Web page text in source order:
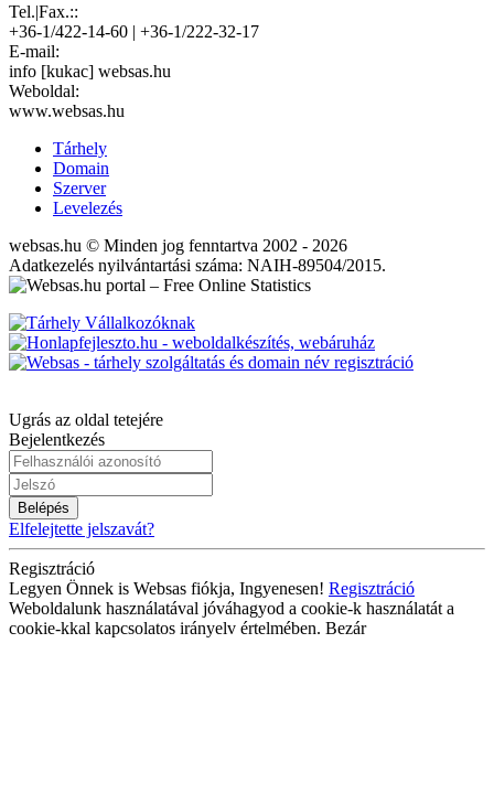
Tel.|Fax.::
+36-1/422-14-60 | +36-1/222-32-17
E-mail:
info [kukac] websas.hu
Weboldal:
www.websas.hu
Tárhely
Domain
Szerver
Levelezés
websas.hu © Minden jog fenntartva 2002 - 2026
Adatkezelés nyilvántartási száma: NAIH-89504/2015.
Ugrás az oldal tetejére
Bejelentkezés
Belépés
Elfelejtette jelszavát?
Regisztráció
Legyen Önnek is Websas fiókja, Ingyenesen! Regisztráció
Weboldalunk használatával jóváhagyod a cookie-k használatát a
cookie-kkal kapcsolatos irányelv értelmében. Bezár